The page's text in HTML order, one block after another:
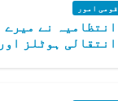
قومی امور
انتظامیہ نے میرے
انتقالی ہوٹلز